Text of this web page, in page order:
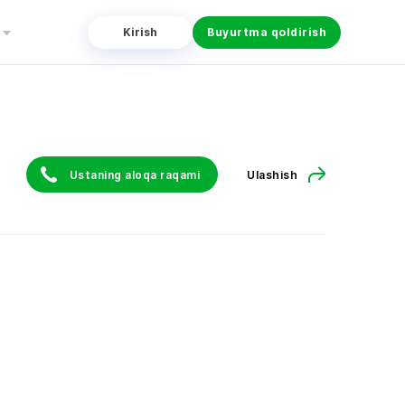
Kirish Buyurtma qoldirish
Ustaning aloqa raqami Ulashish